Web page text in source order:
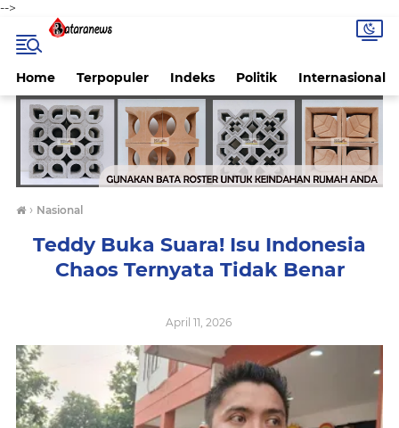
-->
Home Terpopuler Indeks Politik Internasional
› Nasional
Teddy Buka Suara! Isu Indonesia
Chaos Ternyata Tidak Benar
April 11, 2026